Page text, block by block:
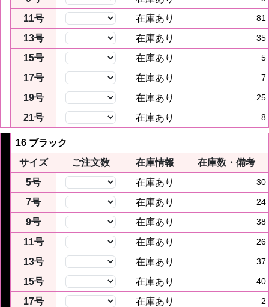
11号 在庫あり 81
13号 在庫あり 35
15号 在庫あり 5
17号 在庫あり 7
19号 在庫あり 25
21号 在庫あり 8
16 ブラック
サイズ
ご注文数 在庫情報
在庫数・備考
5号
在庫あり 30
7号 在庫あり 24
9号 在庫あり 38
11号 在庫あり 26
13号 在庫あり 37
15号 在庫あり 40
17号 在庫あり 2